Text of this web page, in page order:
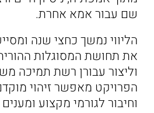
שם עבור אמא אחרת.
הליווי נמשך כחצי שנה
את תחושת המסוגלות
וליצור עבורן רשת תמיכה
הפרויקט מאפשר זיהוי
וחיבור לגורמי מקצוע